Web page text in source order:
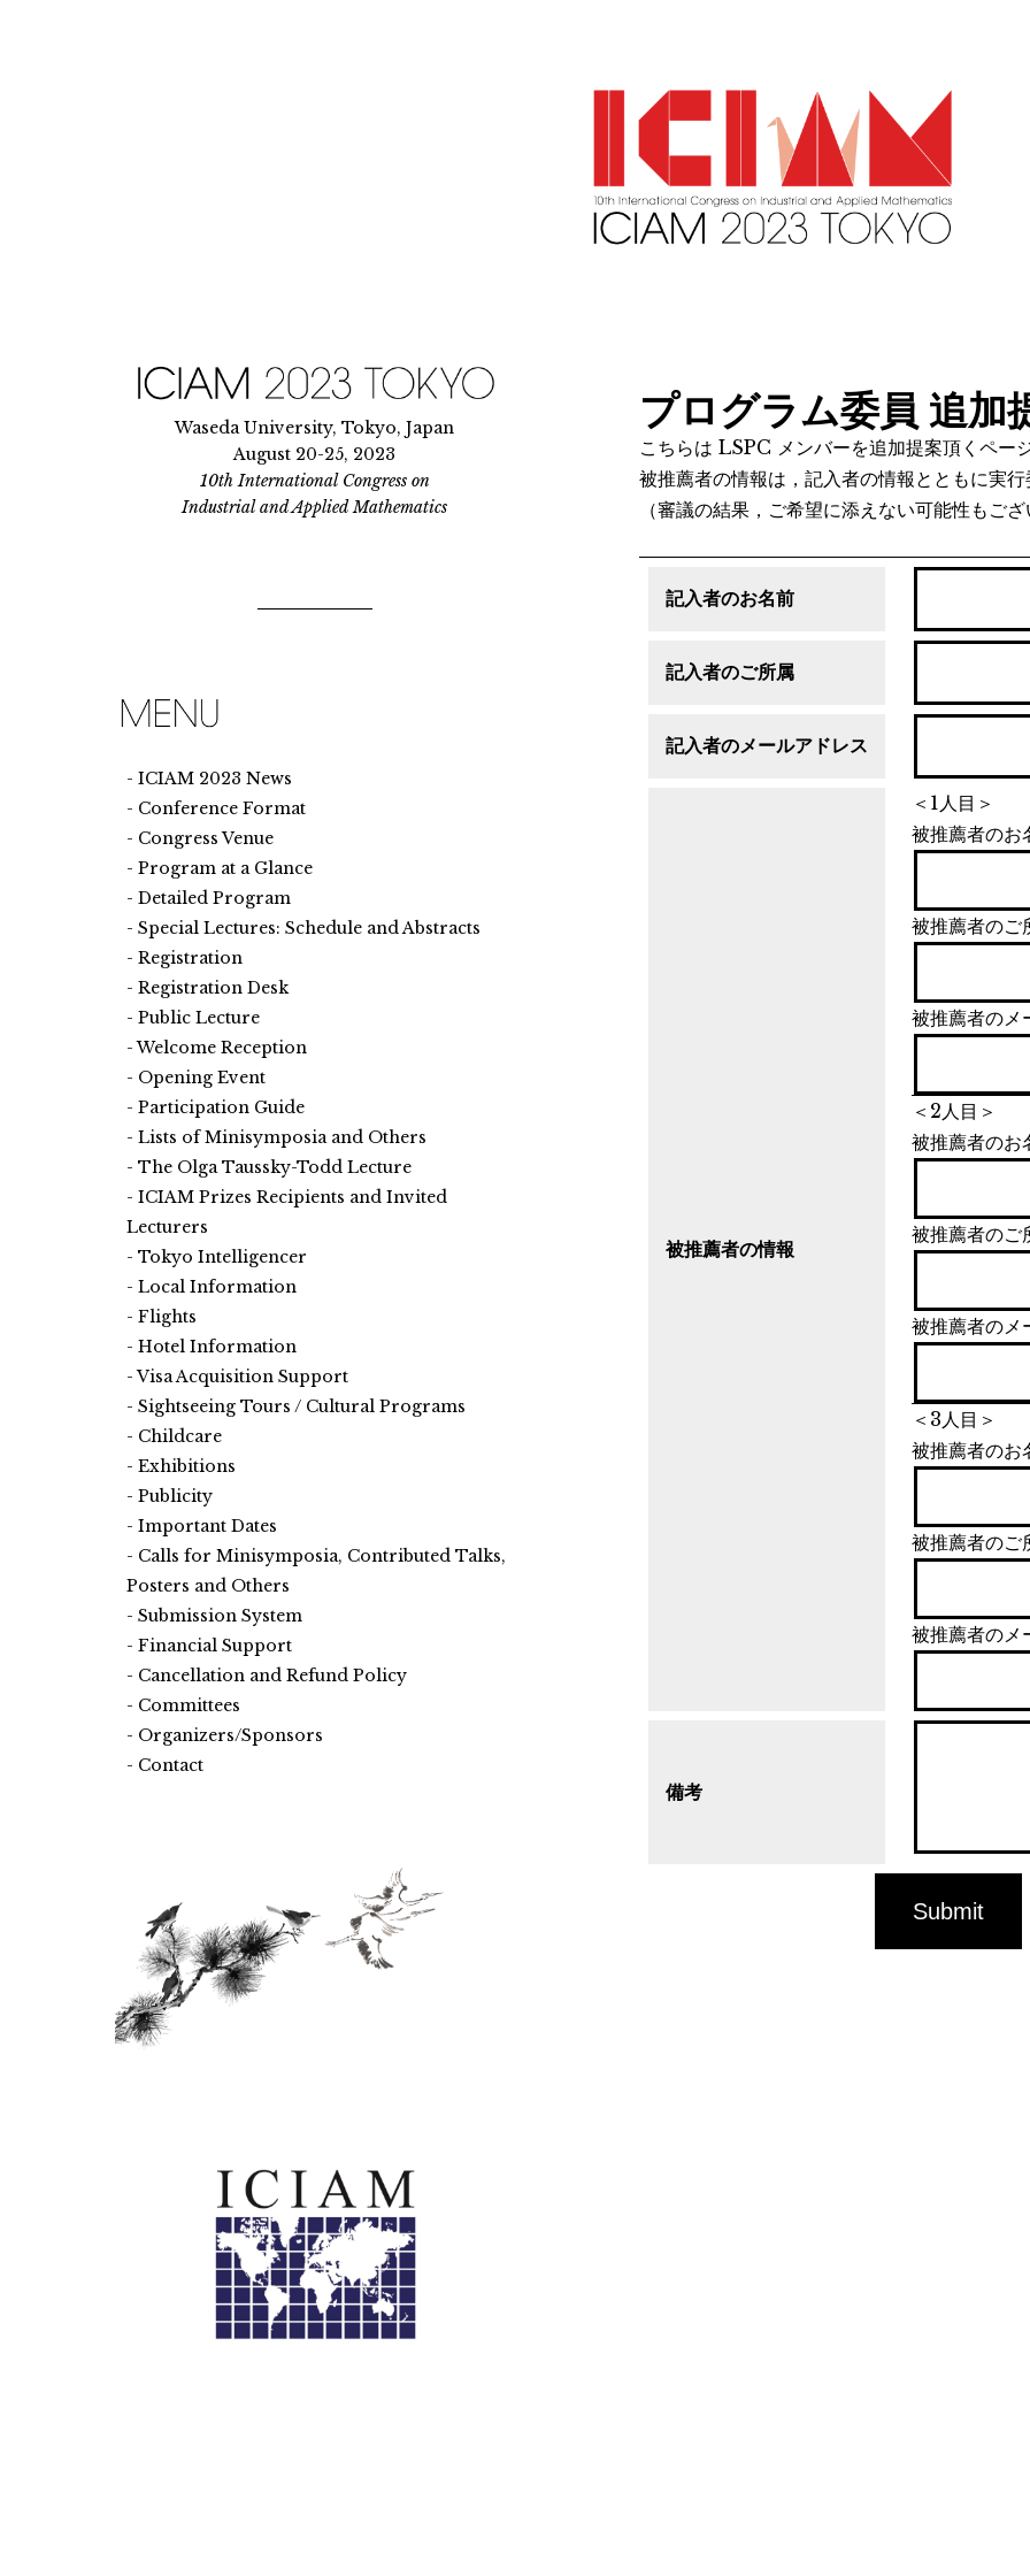
プログラム委員 追加
こちらは LSPC メンバーを追加提案頂くペー
被推薦者の情報は，記入者の情報とともに実行
（審議の結果，ご希望に添えない可能性もござ
記入者のお名前
記入者のご所属
記入者のメールアドレス
被推薦者の情報
＜1人目＞
被推薦者のお
被推薦者のご
被推薦者のメ
＜2人目＞
被推薦者のお
被推薦者のご
被推薦者のメ
＜3人目＞
被推薦者のお
被推薦者のご
被推薦者のメ
備考
Waseda University, Tokyo, Japan
August 20-25, 2023
10th International Congress on
Industrial and Applied Mathematics
ICIAM 2023 News
Conference Format
Congress Venue
Program at a Glance
Detailed Program
Special Lectures: Schedule and Abstracts
Registration
Registration Desk
Public Lecture
Welcome Reception
Opening Event
Participation Guide
Lists of Minisymposia and Others
The Olga Taussky-Todd Lecture
ICIAM Prizes Recipients and Invited
Lecturers
Tokyo Intelligencer
Local Information
Flights
Hotel Information
Visa Acquisition Support
Sightseeing Tours / Cultural Programs
Childcare
Exhibitions
Publicity
Important Dates
Calls for Minisymposia, Contributed Talks,
Posters and Others
Submission System
Financial Support
Cancellation and Refund Policy
Committees
Organizers/Sponsors
Contact